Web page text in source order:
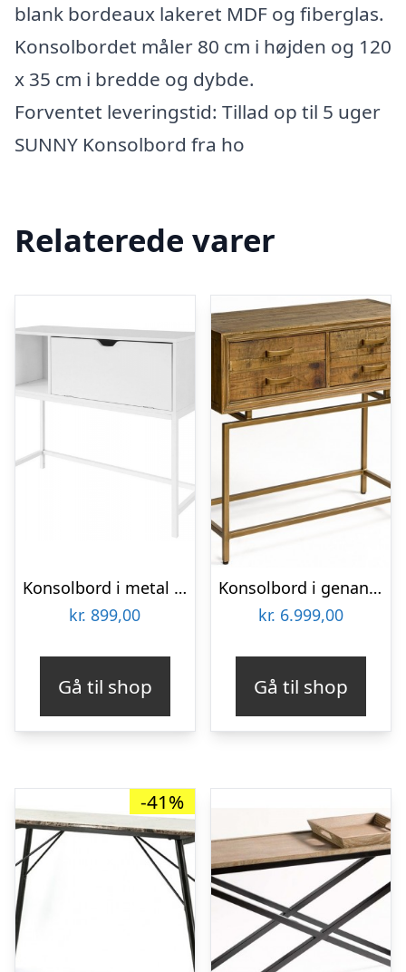
blank bordeaux lakeret MDF og fiberglas.
Konsolbordet måler 80 cm i højden og 120
x 35 cm i bredde og dybde.
Forventet leveringstid: Tillad op til 5 uger
SUNNY Konsolbord fra ho
Relaterede varer
Konsolbord i metal og møbelplade H80 x B92 x D30 cm – Hvid
kr. 899,00
Gå til shop
Konsolbord i genanvendt fyrretræ og metal B90 cm – Antik guld/Brunbejset
kr. 6.999,00
Gå til shop
-41%